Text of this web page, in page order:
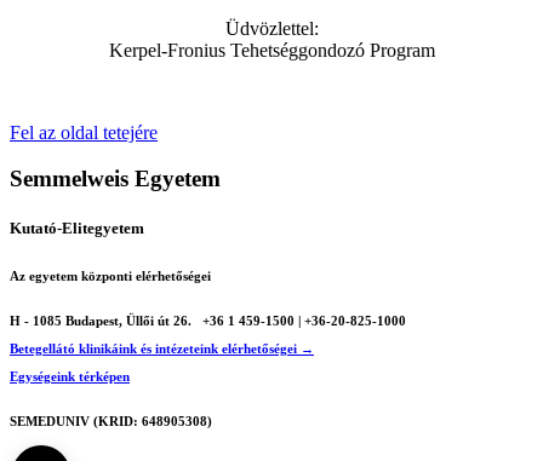
Üdvözlettel:
Kerpel-Fronius Tehetséggondozó Program
Fel az oldal tetejére
Semmelweis Egyetem
Kutató-Elitegyetem
Az egyetem központi elérhetőségei
H - 1085 Budapest, Üllői út 26.
+36 1 459-1500 | +36-20-825-1000
Betegellátó klinikáink és intézeteink elérhetőségei →
Egységeink térképen
SEMEDUNIV (KRID: 648905308)